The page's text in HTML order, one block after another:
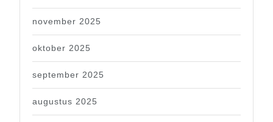
november 2025
oktober 2025
september 2025
augustus 2025